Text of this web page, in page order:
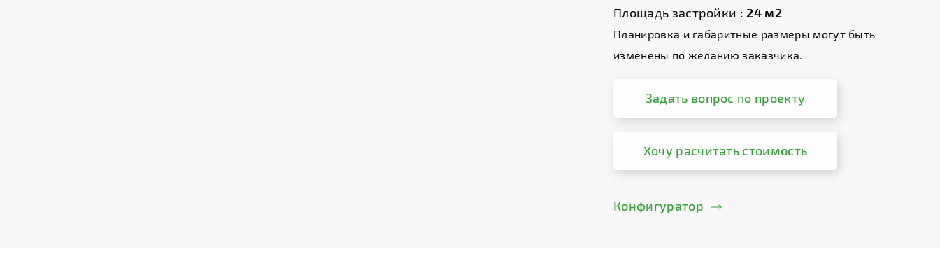
Площадь застройки : 24 м2
Планировка и габаритные размеры могут быть
изменены по желанию заказчика.
Задать вопрос по проекту
Хочу расчитать стоимость
Конфигуратор